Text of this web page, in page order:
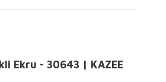
Ekru - 30643 | KAZEE